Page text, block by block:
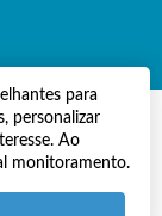
para
personalizar
Ao
monitoramento.